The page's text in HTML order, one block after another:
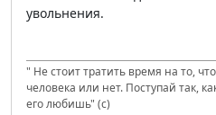
увольнения.
" Не стоит тратить время на то,
человека или нет. Поступай так,
его любишь" (с)